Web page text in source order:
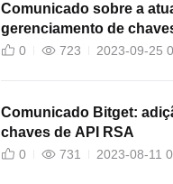
Comunicado sobre a
gerenciamento de
0 723 2023-09-25
Comunicado Bitget:
chaves de API RSA
0 731 2023-08-11